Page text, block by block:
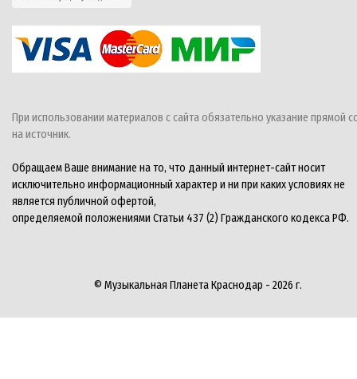
При использовании материалов с сайта обязательно указание прямой
на источник.
Обращаем Ваше внимание на то, что данный интернет-сайт носит
исключительно информационный характер и ни при каких условиях не
является публичной офертой,
определяемой положениями Статьи 437 (2) Гражданского кодекса РФ.
© Музыкальная Планета Краснодар - 2026 г.